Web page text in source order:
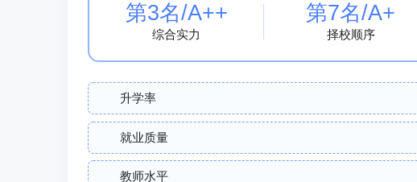
第3名/A++
综合实力
第7名/A+
择校顺序
升学率
就业质量
教师水平